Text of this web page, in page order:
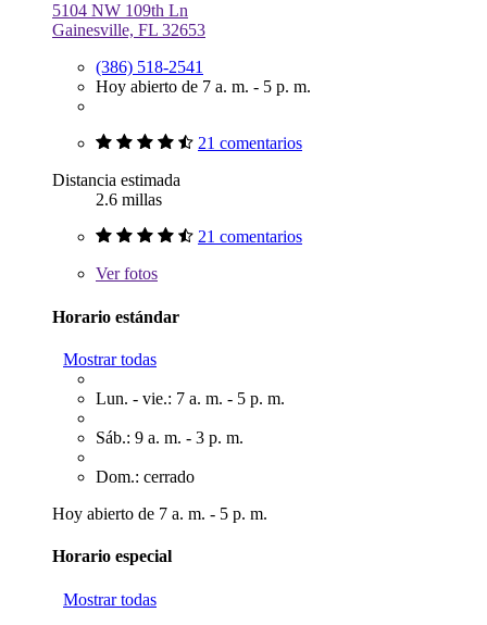
5104 NW 109th Ln
Gainesville, FL 32653
(386) 518-2541
Hoy abierto de 7 a. m. - 5 p. m.
21 comentarios
Distancia estimada
2.6 millas
21 comentarios
Verfotos
Horario estándar
Mostrar todas
Lun. - vie.: 7 a. m. - 5 p. m.
Sáb.: 9 a. m. - 3 p. m.
Dom.: cerrado
Hoy abierto de 7 a. m. - 5 p. m.
Horario especial
Mostrar todas